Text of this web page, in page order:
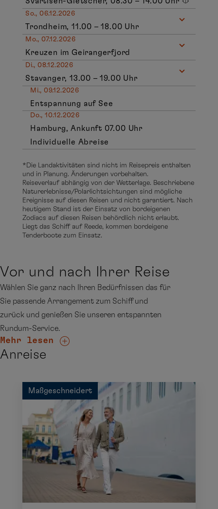
So., 06.12.2026
Trondheim, 11.00 – 18.00 Uhr
Mo., 07.12.2026
Kreuzen im Geirangerfjord
Di., 08.12.2026
Stavanger, 13.00 – 19.00 Uhr
Mi., 09.12.2026
Entspannung auf See
Do., 10.12.2026
Hamburg, Ankunft 07.00 Uhr
Individuelle Abreise
*Die Landaktivitäten sind nicht im Reisepreis enthalten
und in Planung. Änderungen vorbehalten.
Reiseverlauf abhängig von der Wetterlage. Beschriebene
Naturerlebnisse/Polarlichtsichtungen sind mögliche
Ereignisse auf diesen Reisen und nicht garantiert. Nach
heutigem Stand ist der Einsatz von bordeigenen
Zodiacs auf diesen Reisen behördlich nicht erlaubt.
Liegt das Schiff auf Reede, kommen bordeigene
Tenderboote zum Einsatz.
Vor und nach Ihrer Reise
Wählen Sie ganz nach Ihren Bedürfnissen das für
Sie passende Arrangement zum Schiff und
zurück und genießen Sie unseren entspannten
Rundum-Service.
Mehr lesen
Anreise
Maßgeschneidert